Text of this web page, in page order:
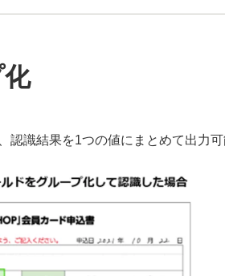
識結果を1つの値にまとめて出力可